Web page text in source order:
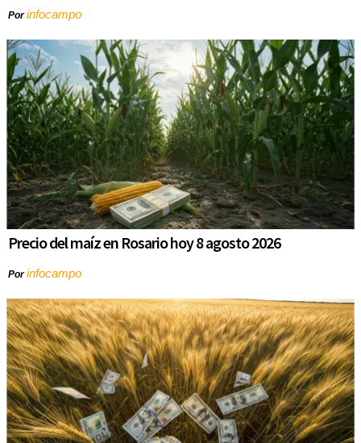
Porinfocampo
Precio del maíz en Rosario hoy 8 agosto 2026
Porinfocampo